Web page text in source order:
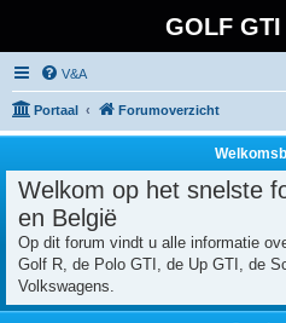
GOLF GTI
V&A
Portaal Forumoverzicht
Welkom op het snelste
en België
Op dit forum vindt u alle informatie
Golf R, de Polo GTI, de Up GTI, de
Volkswagens.